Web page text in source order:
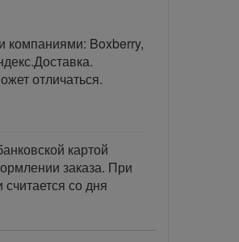
компаниями: Boxberry,
отличаться.
картой
заказа. При
со дня